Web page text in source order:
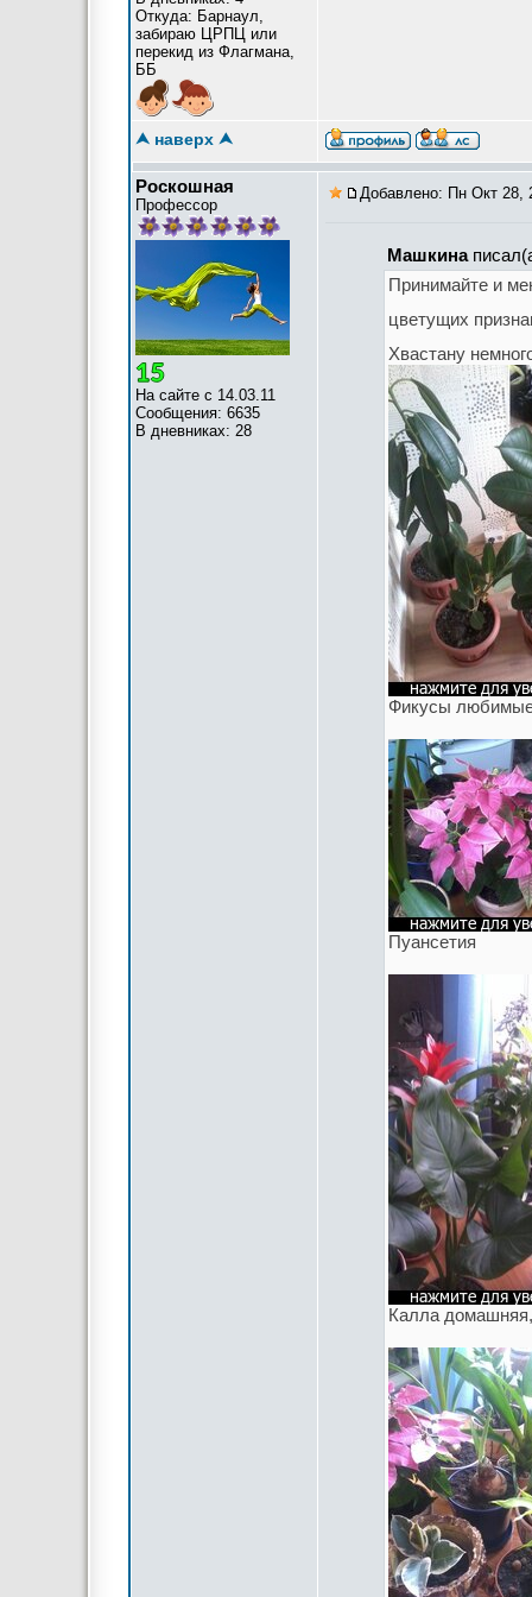
Откуда: Барнаул,
забираю ЦРПЦ или
перекид из Флагмана,
ББ
⮝ наверх ⮝
Роскошная
Профессор
На сайте с 14.03.11
Сообщения: 6635
В дневниках: 28
Добавлено: Пн Окт 28,
Машкина
Принимайте и
цветущих
Хвастану
Фикусы
Пуансетия
Калла